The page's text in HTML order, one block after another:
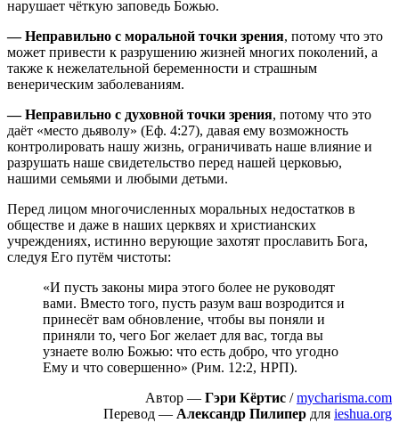
нарушает чёткую заповедь Божью.
—Неправильно с моральной точки зрения, потому что это
может привести к разрушению жизней многих поколений, а
также к нежелательной беременности и страшным
венерическим заболеваниям.
—Неправильно с духовной точки зрения, потому что это
даёт «место дьяволу» (Еф. 4:27), давая ему возможность
контролировать нашу жизнь, ограничивать наше влияние и
разрушать наше свидетельство перед нашей церковью,
нашими семьями и любыми детьми.
Перед лицом многочисленных моральных недостатков в
обществе и даже в наших церквях и христианских
учреждениях, истинно верующие захотят прославить Бога,
следуя Его путём чистоты:
«И пусть законы мира этого более не руководят
вами. Вместо того, пусть разум ваш возродится и
принесёт вам обновление, чтобы вы поняли и
приняли то, чего Бог желает для вас, тогда вы
узнаете волю Божью: что есть добро, что угодно
Ему и что совершенно» (Рим. 12:2, НРП).
Автор — Гэри Кёртис /mycharisma.com
Перевод — Александр Пилипер для ieshua.org